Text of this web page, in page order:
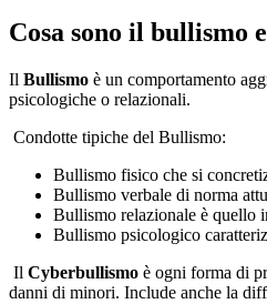
Cosa sono il bullismo
Il Bullismo è un comportamento
psicologiche o relazionali.
Condotte tipiche del Bullismo:
Bullismo fisico che si
Bullismo verbale di norma
Bullismo relazionale è quello
Bullismo psicologico
Il Cyberbullismo è ogni forma di
danni di minori. Include anche la